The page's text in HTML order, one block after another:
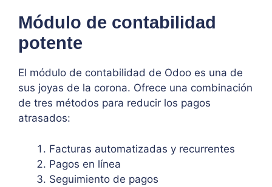
Módulo de contabilidad
potente
El módulo de contabilidad de Odoo es una de
sus joyas de la corona. Ofrece una combinación
de tres métodos para reducir los pagos
atrasados:
Facturas automatizadas y recurrentes
Pagos en línea
Seguimiento de pagos